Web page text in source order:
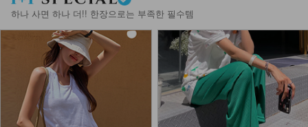
하나 사면 하나 더!! 한장으로는 부족한 필수템